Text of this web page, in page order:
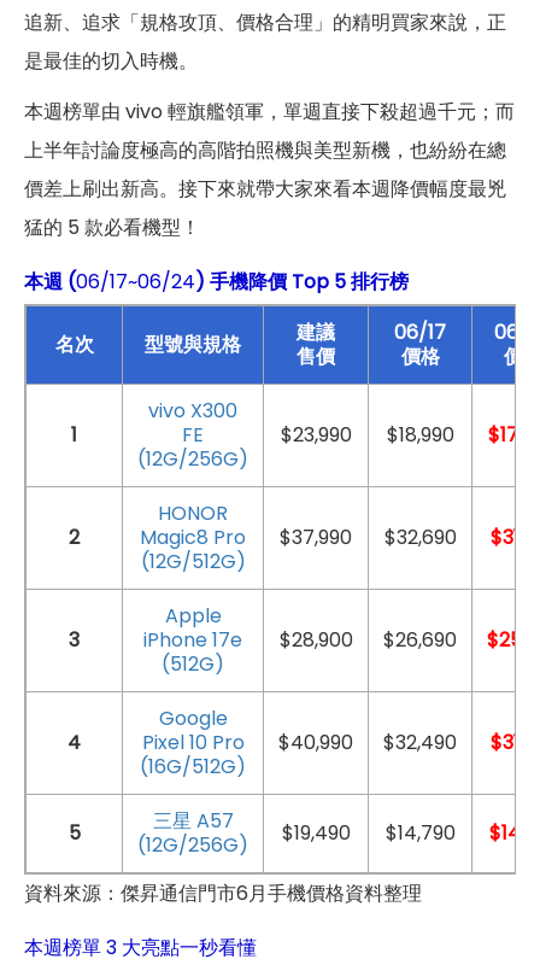
追新、追求「規格攻頂、價格合理」的精明買家來說，正
是最佳的切入時機。
本週榜單由 vivo 輕旗艦領軍，單週直接下殺超過千元；而
上半年討論度極高的高階拍照機與美型新機，也紛紛在總
價差上刷出新高。接下來就帶大家來看本週降價幅度最兇
猛的 5 款必看機型！
本週 (06/17~06/24) 手機降價 Top 5 排行榜
名次 型號與規格
建議
售價
06/17
價格
06/
價
1
vivo X300
FE
(12G/256G)
$23,990 $18,990
2
HONOR
Magic8 Pro
(12G/512G)
$37,990 $32,690
3
Apple
iPhone 17e
(512G)
$28,900 $26,690
4
Google
Pixel 10 Pro
(16G/512G)
$40,990 $32,490
5
三星 A57
(12G/256G)
$19,490 $14,790
資料來源：傑昇通信門市6月手機價格資料整理
本週榜單 3 大亮點一秒看懂